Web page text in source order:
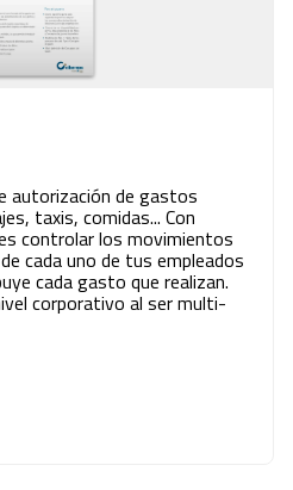
autorización de gastos
taxis, comidas... Con
controlar los movimientos
cada uno de tus empleados
cada gasto que realizan.
corporativo al ser multi-